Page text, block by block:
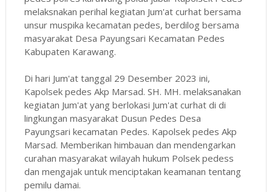
melaksnakan perihal kegiatan Jum'at curhat bersama
unsur muspika kecamatan pedes, berdilog bersama
masyarakat Desa Payungsari Kecamatan Pedes
Kabupaten Karawang.
Di hari Jum'at tanggal 29 Desember 2023 ini,
Kapolsek pedes Akp Marsad. SH. MH. melaksanakan
kegiatan Jum'at yang berlokasi Jum'at curhat di di
lingkungan masyarakat Dusun Pedes Desa
Payungsari kecamatan Pedes. Kapolsek pedes Akp
Marsad. Memberikan himbauan dan mendengarkan
curahan masyarakat wilayah hukum Polsek pedess
dan mengajak untuk menciptakan keamanan tentang
pemilu damai.